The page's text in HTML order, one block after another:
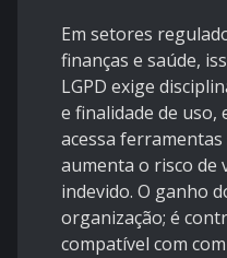
Em setores
finanças e saúde,
LGPD exige
e finalidade de uso,
acessa
aumenta o risco de
indevido. O ganho
organização; é
compatível com